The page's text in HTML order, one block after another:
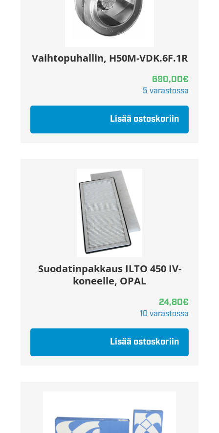
Vaihtopuhallin, H50M-VDK.6F.1R
690,00€
5 varastossa
Lisää ostoskoriin
Suodatinpakkaus ILTO 450 IV-
koneelle, OPAL
24,80€
10 varastossa
Lisää ostoskoriin